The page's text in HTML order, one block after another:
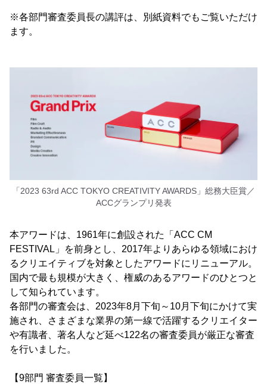
※各部門審査委員長の講評は、別紙資料でもご覧いただけ
ます。
「2023 63rd ACC TOKYO CREATIVITY AWARDS」総務大臣賞／
ACCグランプリ発表
本アワードは、1961年に創設された「ACC CM
FESTIVAL」を前身とし、2017年よりあらゆる領域におけ
るクリエイティブを対象としたアワードにリニューアル。
国内で最も規模が大きく、権威のあるアワードのひとつと
して知られています。
各部門の審査会は、2023年8月下旬～10月下旬にかけて実
施され、さまざまな業界の第一線で活躍するクリエイター
や有識者、著名人など延べ122名の審査委員が厳正な審査
を行いました。
【9部門 審査委員一覧】